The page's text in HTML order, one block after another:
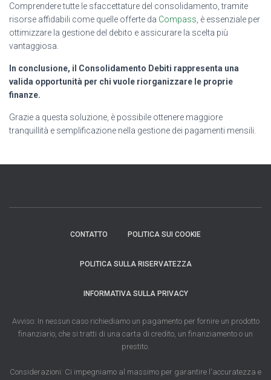
Comprendere tutte le sfaccettature del consolidamento, tramite
risorse affidabili come quelle offerte da Compass , è essenziale per
ottimizzare la gestione del debito e assicurare la scelta più
vantaggiosa.
In conclusione, il Consolidamento Debiti rappresenta una
valida opportunità per chi vuole riorganizzare le proprie
finanze.
Grazie a questa soluzione, è possibile ottenere maggiore
tranquillità e semplificazione nella gestione dei pagamenti mensili.
CONTATTO POLITICA SUI COOKIE
POLITICA SULLA RISERVATEZZA
INFORMATIVA SULLA PRIVACY
Avviso: In nessun caso richiediamo un pagamento per fornire un prodotto
finanziario, che si tratti di una carta di credito, un finanziamento o un
prestito.
Considerazioni: Ci impegniamo al massimo per garantire l'accuratezza e